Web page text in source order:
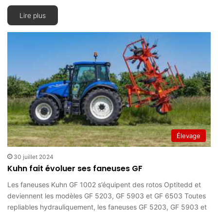
Lire plus
Élevage
30 juillet 2024
Kuhn fait évoluer ses faneuses GF
Les faneuses Kuhn GF 1002 s’équipent des rotos Optitedd et
deviennent les modèles GF 5203, GF 5903 et GF 6503 Toutes
repliables hydrauliquement, les faneuses GF 5203, GF 5903 et